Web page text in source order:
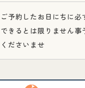
ご予約したお日にちに必
できるとは限りません事
くださいませ